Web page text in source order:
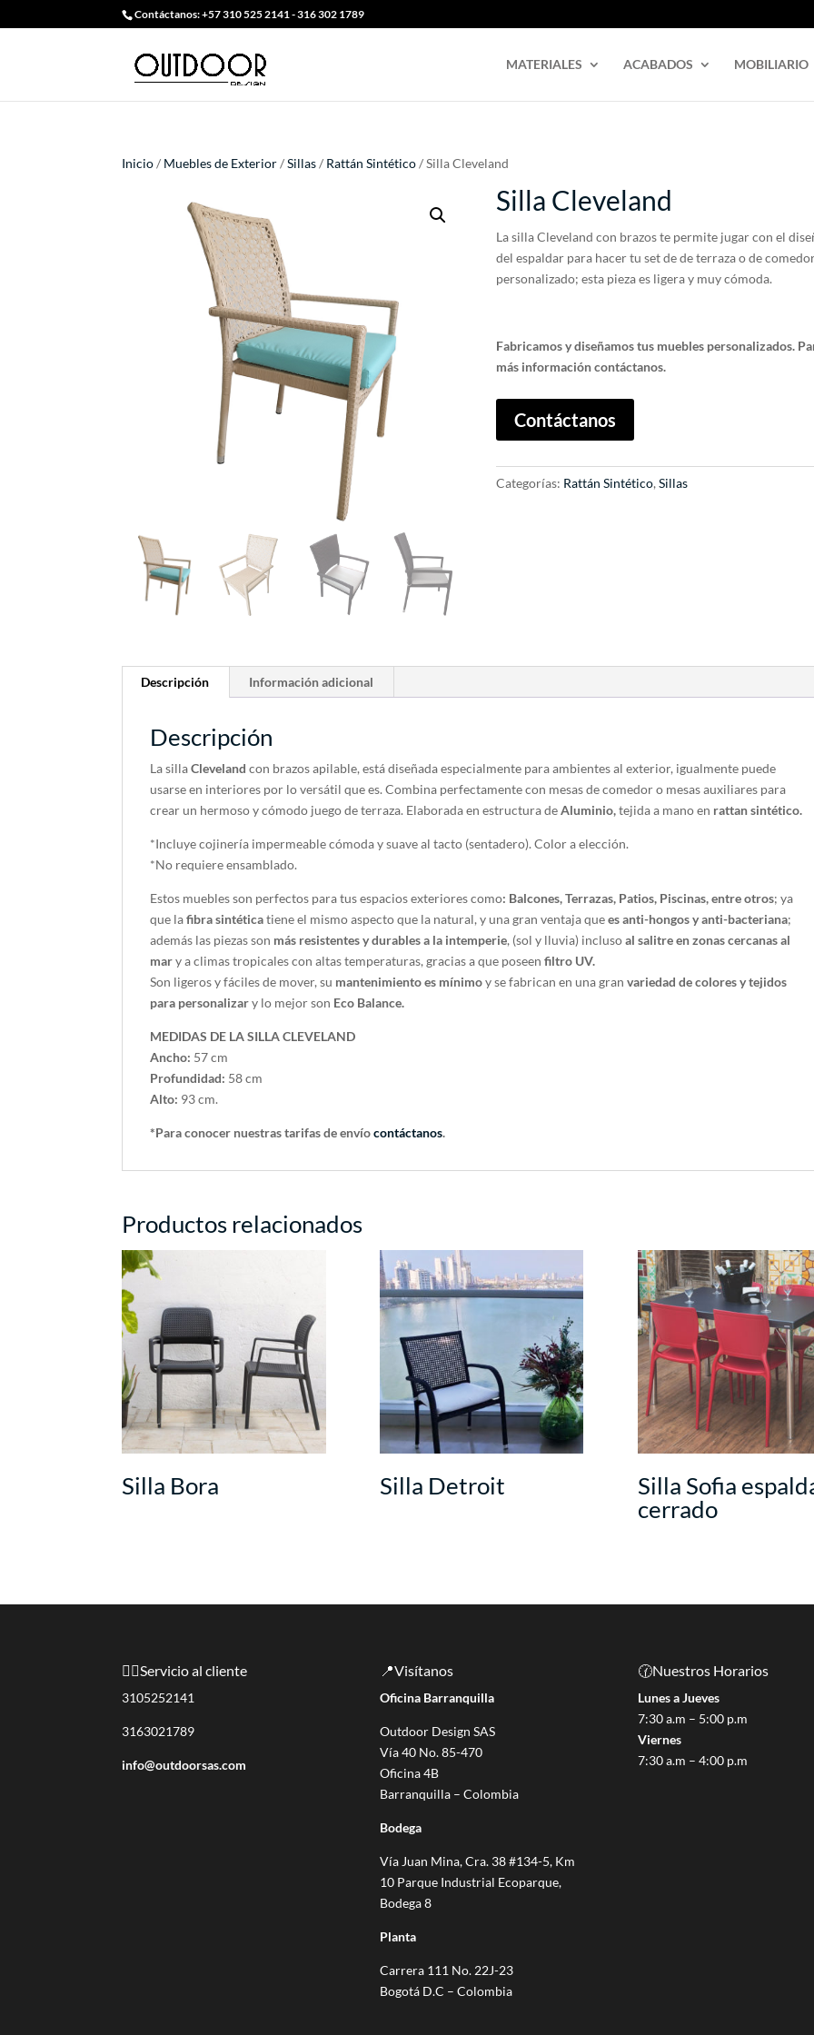
Contáctanos: +57 310 525 2141 - 316 302 1789
MATERIALES ACABADOS MOBILIARIO
Inicio/ Muebles de Exterior/Sillas/ Rattán Sintético/ Silla Cleveland
Silla Cleveland
La silla Cleveland con brazos te permite jugar con el
del espaldar para hacer tu set de de terraza o de
personalizado; esta pieza es ligera y muy cómoda.
Fabricamos y diseñamos tus muebles personalizados.
más información contáctanos.
Contáctanos
e
r
Categorías: Rattán Sintético,Sillas
Descripción Información adicional
Descripción
La sillaCleveland con brazos apilable, está diseñada especialmente para ambientes al exterior, igualmente puede
usarse en interiores por lo versátil que es. Combina perfectamente con mesas de comedor o mesas auxiliares para
crear un hermoso y cómodo juego de terraza. Elaborada en estructura deAluminio,tejida a mano en rattan sintético.
*Incluye cojinería impermeable cómoda y suave al tacto (sentadero). Color a elección.
*No requiere ensamblado.
Estos muebles son perfectos para tus espacios exteriores como: Balcones, Terrazas, Patios, Piscinas, entre otros; ya
que lafibra sintéticatiene el mismo aspecto que la natural, y una gran ventaja quees anti-hongos y anti-bacteriana;
además las piezas son más resistentes y durables a la intemperie, (sol y lluvia) inclusoal salitre en zonas cercanas al
mary a climas tropicales con altas temperaturas, gracias a que poseenfiltro UV.
Son ligeros y fáciles de mover, su mantenimiento es mínimoy se fabrican en una granvariedad de colores y tejidos
para personalizary lo mejor son Eco Balance.
MEDIDAS DE LA SILLA CLEVELAND
Ancho: 57 cm
Profundidad: 58 cm
Alto: 93 cm.
*Para conocer nuestras tarifas de envíocontáctanos.
Productos relacionados
Silla Bora Silla Detroit
Silla Sofia
cerrado
🙋‍♀️Servicio al cliente
3105252141
3163021789
info@outdoorsas.com
📍Visítanos
Oficina Barranquilla
Outdoor Design SAS
Vía 40 No. 85-470
Oficina 4B
Barranquilla – Colombia
Bodega
Vía Juan Mina, Cra. 38 #134-5, Km
10 Parque Industrial Ecoparque,
Bodega 8
Planta
Carrera 111 No. 22J-23
Bogotá D.C – Colombia
🕜Nuestros Horarios
Lunes a Jueves
7:30 a.m – 5:00 p.m
Viernes
7:30 a.m – 4:00 p.m